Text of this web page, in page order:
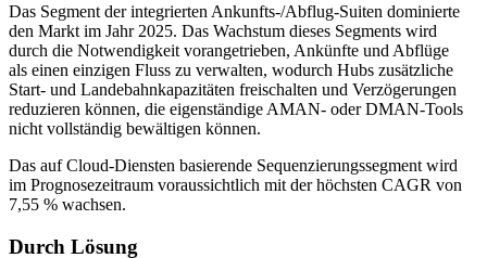
Das Segment der integrierten Ankunfts-/Abflug-Suiten dominierte
den Markt im Jahr 2025. Das Wachstum dieses Segments wird
durch die Notwendigkeit vorangetrieben, Ankünfte und Abflüge
als einen einzigen Fluss zu verwalten, wodurch Hubs zusätzliche
Start- und Landebahnkapazitäten freischalten und Verzögerungen
reduzieren können, die eigenständige AMAN- oder DMAN-Tools
nicht vollständig bewältigen können.
Das auf Cloud-Diensten basierende Sequenzierungssegment wird
im Prognosezeitraum voraussichtlich mit der höchsten CAGR von
7,55 % wachsen.
Durch Lösung